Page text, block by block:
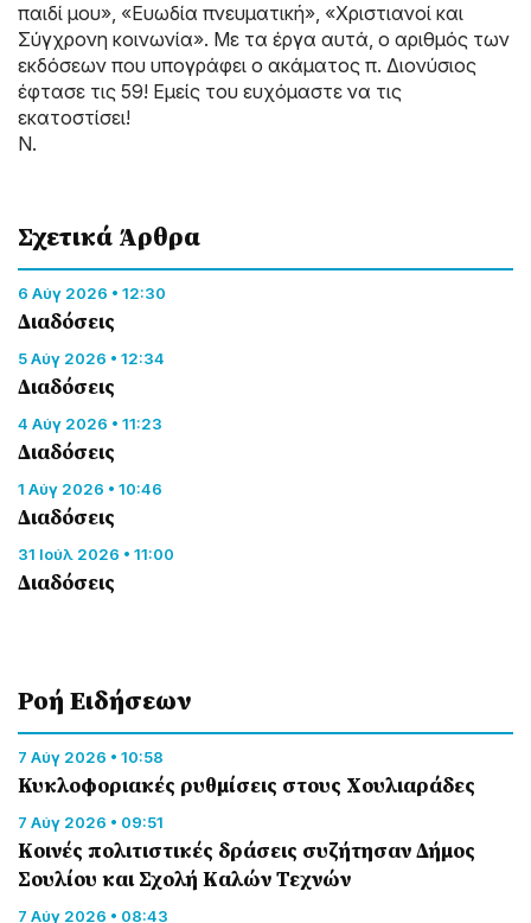
παιδί μου», «Ευωδία πνευματική», «Χριστιανοί και
Σύγχρονη κοινωνία». Με τα έργα αυτά, ο αριθμός των
εκδόσεων που υπογράφει ο ακάματος π. Διονύσιος
έφτασε τις 59! Εμείς του ευχόμαστε να τις
εκατοστίσει!
Ν.
Σχετικά Άρθρα
6 Αύγ 2026 • 12:30
Διαδόσεις
5 Αύγ 2026 • 12:34
Διαδόσεις
4 Αύγ 2026 • 11:23
Διαδόσεις
1 Αύγ 2026 • 10:46
Διαδόσεις
31 Ιούλ 2026 • 11:00
Διαδόσεις
Ροή Eιδήσεων
7 Αύγ 2026 • 10:58
Κυκλοφοριακές ρυθμίσεις στους Χουλιαράδες
7 Αύγ 2026 • 09:51
Κοινές πολιτιστικές δράσεις συζήτησαν Δήμος
Σουλίου και Σχολή Καλών Τεχνών
7 Αύγ 2026 • 08:43